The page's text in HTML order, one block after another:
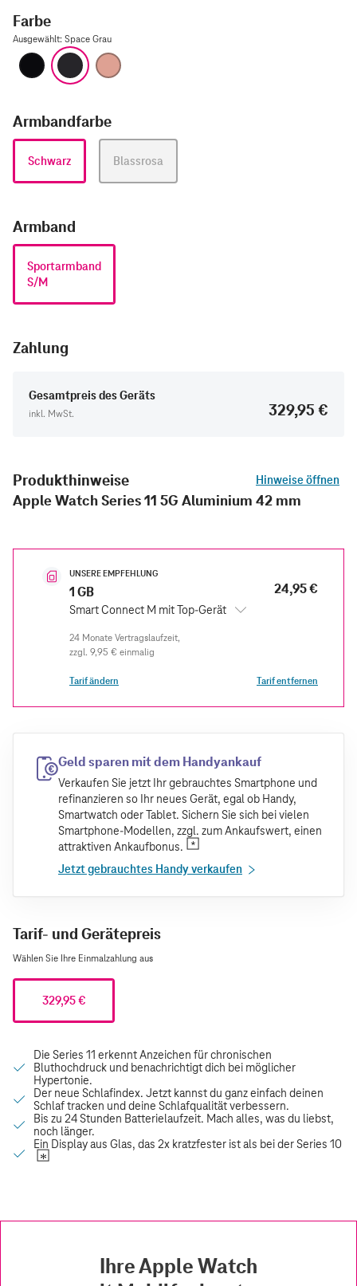
Farbe
Ausgewählt: Space Grau
Diamantschwarz
Space Grau
Armbandfarbe
Schwarz Blassrosa
Armband
Sportarmband
S/M
Zahlung
Gesamtpreis des Geräts
inkl. MwSt. 329,95 €
Produkthinweise Hinweise öffnen
Apple Watch Series 11 5G Aluminium 42 mm
UNSERE EMPFEHLUNG
1 GB
Smart Connect M mit Top-Gerät
24,95 €
zzgl. 9,95 € einmalig
Tarif ändern Tarif entfernen
Geld sparen mit dem Handyankauf
Verkaufen Sie jetzt Ihr gebrauchtes Smartphone und
refinanzieren so Ihr neues Gerät, egal ob Handy,
Smartwatch oder Tablet. Sichern Sie sich bei vielen
Smartphone-Modellen, zzgl. zum Ankaufswert, einen
attraktiven Ankaufbonus.
Jetzt gebrauchtes Handy verkaufen
Tarif- und Gerätepreis
Wählen Sie Ihre Einmalzahlung aus
329,95 €